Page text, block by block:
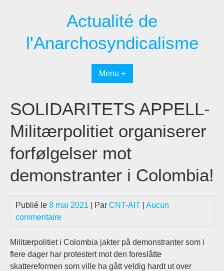
Actualité de
l'Anarchosyndicalisme
Menu +
SOLIDARITETS APPELL-
Militærpolitiet organiserer
forfølgelser mot
demonstranter i Colombia!
Publié le 8 mai 2021 | Par CNT-AIT
Aucun
commentaire
Militærpolitiet i Colombia jakter på demonstranter som i
flere dager har protestert mot den foreslåtte
skattereformen som ville ha gått veldig hardt ut over